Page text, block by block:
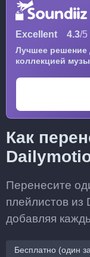
Excellent 4.3/5
Лучшее решение
коллекцией
Как
Перенесите
плейлистов из
добавляя
Бесплатно (один